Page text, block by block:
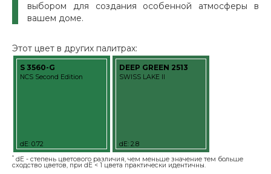
выбором для создания особенной атмосферы в
вашем доме.
Этот цвет в других палитрах:
S 3560-G
NCS Second Edition
dE: 0.72
DEEP GREEN 2513
SWISS LAKE II
dE: 2.8
* dE - степень цветового различия, чем меньше значение тем больше
сходство цветов, при dE < 1 цвета практически идентичны.